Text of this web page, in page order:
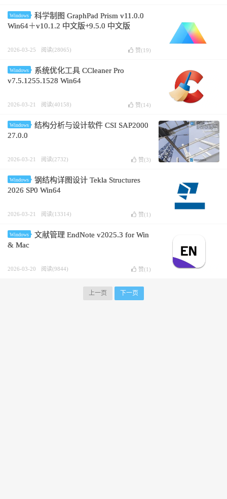
Windows
科学制图 GraphPad Prism v11.0.0
Win64＋v10.1.2 中文版+9.5.0 中文版
2026-03-25 阅读(28065) 赞(19)
Windows
系统优化工具 CCleaner Pro
v7.5.1255.1528 Win64
2026-03-21 阅读(40158) 赞(14)
Windows
结构分析与设计软件 CSI SAP2000
27.0.0
2026-03-21 阅读(2732) 赞(3)
Windows
钢结构详图设计 Tekla Structures
2026 SP0 Win64
2026-03-21 阅读(13314) 赞(1 )
Windows
文献管理 EndNote v2025.3 for Win
& Mac
2026-03-20 阅读(9844) 赞(1 )
上一页 下一页